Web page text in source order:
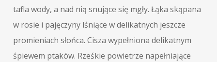
tafla wody, a nad nią snujące się mgły. Łąka skąpana
w rosie i pajęczyny lśniące w delikatnych jeszcze
promieniach słońca. Cisza wypełniona delikatnym
śpiewem ptaków. Rześkie powietrze napełniające